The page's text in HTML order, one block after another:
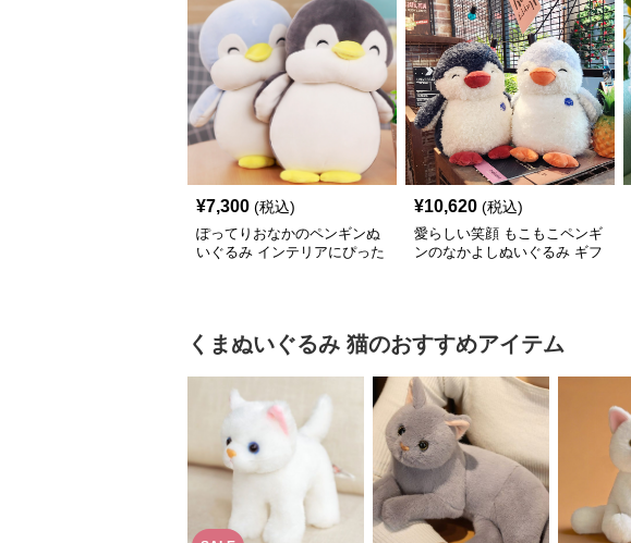
¥7,300 (税込)
ぽってりおなかのペンギンぬ
いぐるみ インテリアにぴった
¥10,620 (税込)
愛らしい笑顔 もこもこペンギ
ンのなかよしぬいぐるみ ギフ
くまぬいぐるみ 猫のおすすめアイテム